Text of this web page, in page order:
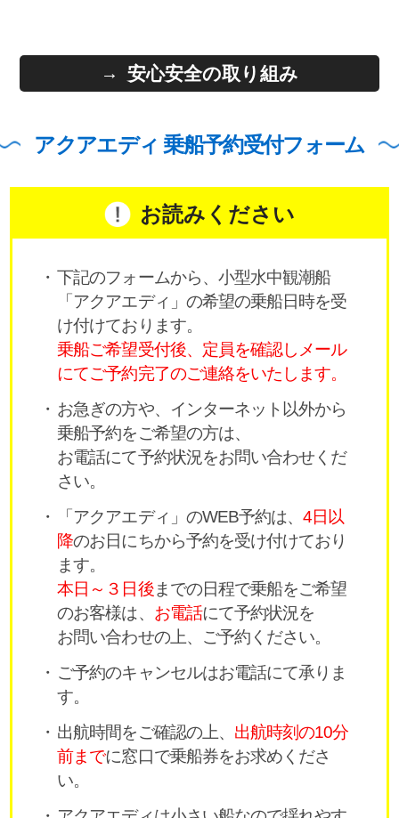
安心安全の取り組み
アクアエディ 乗船予約受付フォーム
お読みください
下記のフォームから、小型水中観潮船
「アクアエディ」の希望の乗船日時を受
け付けております。
乗船ご希望受付後、定員を確認しメール
にてご予約完了のご連絡をいたします。
お急ぎの方や、インターネット以外から
乗船予約をご希望の方は、
お電話にて予約状況をお問い合わせくだ
さい。
「アクアエディ」のWEB予約は、4日以
降のお日にちから予約を受け付けており
ます。
本日～３日後までの日程で乗船をご希望
のお客様は、 お電話にて予約状況を
お問い合わせの上、ご予約ください。
ご予約のキャンセルはお電話にて承りま
す。
出航時間をご確認の上、 出航時刻の10分
前までに窓口で乗船券をお求めくださ
い。